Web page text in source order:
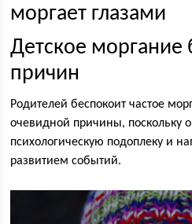
моргает глазами
Детское
причин
Родителей беспокоит частое
очевидной причины, поскольку
психологическую подоплеку и
развитием событий.